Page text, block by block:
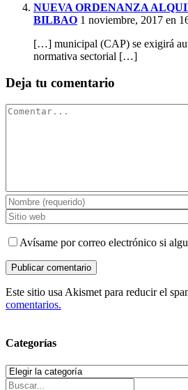
NUEVA ORDENANZA
BILBAO 1 noviembre, 2017 en
[…] municipal (CAP) se exigirá
normativa sectorial […]
Deja tu comentario
Comentar
Avísame por correo electrónico si
Este sitio usa Akismet para reducir el
comentarios.
Categorías
Categorías
Buscar: